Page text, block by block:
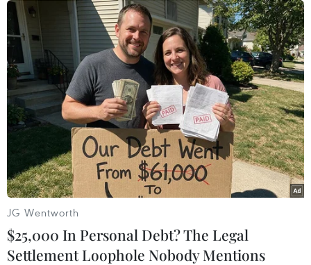
#Văn Quyết
#Văn Toàn #VietnamPlus
Theo dõi VietnamPlus
JG Wentworth
$25,000 In Personal Debt? The Legal
Settlement Loophole Nobody Mentions